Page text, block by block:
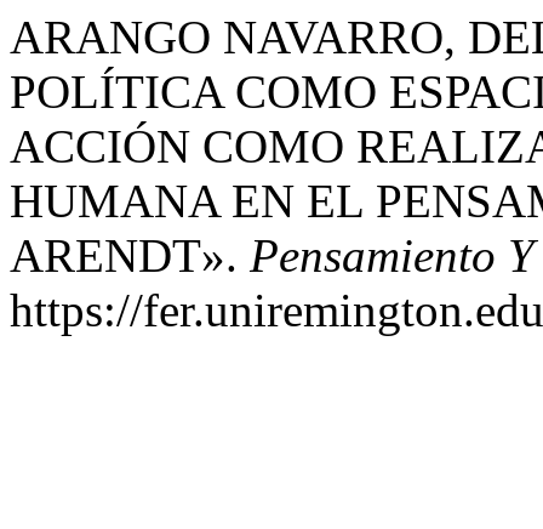
ARANGO NAVARRO,
POLÍTICA COMO
ACCIÓN COMO
HUMANA EN EL
ARENDT». Pensamiento
https://